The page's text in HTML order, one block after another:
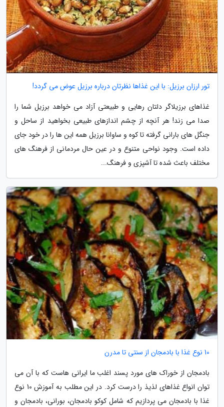
تور ارزان برزیل: با این غذاها نظرتان درباره برزیل عوض می گردد!
غذاهای برزیلاگر دلتان رهایی و طبیعتی آزاد می خواهد برزیل شما را
صدا می زند! هر آنچه از چشم اندازهای طبیعی بخواهید از ساحل و
جنگل های بارانی گرفته تا کوه و ساوانا برزیل همه این ها را در خود جای
داده است. وجود نواحی متنوع و در عین حال مردمانی از فرهنگ های
مختلف باعث شده تا آشپزی و فرهنگ...
10 نوع غذا با بادمجان از سنتی تا مدرن
بادمجان از خوراک های مورد پسند اغلب ما ایرانی هاست که با آن می
توان انواع غذاهای لذیذ را درست کرد. در این مطلب به آموزش 10 نوع
غذا با بادمجان می پردازیم که شامل کوکو بادمجان، بورانی، بادمجان و